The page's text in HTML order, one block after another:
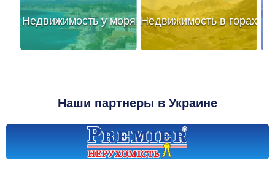
Недвижимость у моря Недвижимость в горах
Наши партнеры в Украине